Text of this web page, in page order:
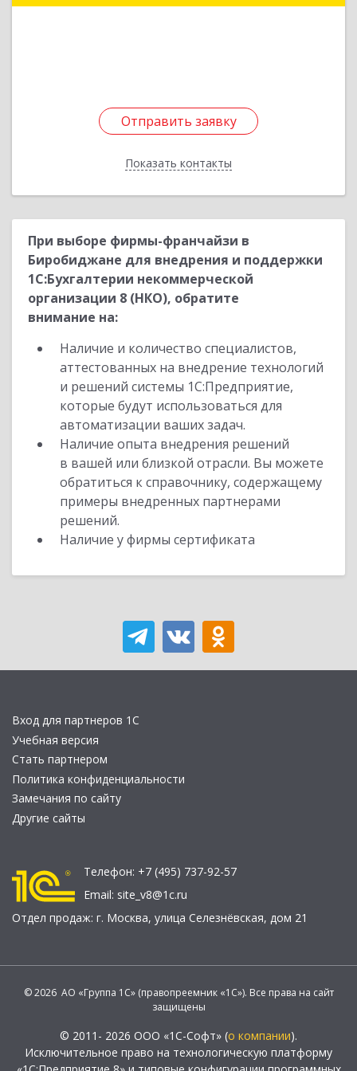
Отправить заявку
Показать контакты
Отправить заявку
Назад
При выборе фирмы-франчайзи в
Биробиджане для внедрения и поддержки
1С:Бухгалтерии некоммерческой
организации 8 (НКО), обратите
внимание на:
Наличие и количество специалистов,
аттестованных на внедрение технологий
и решений системы 1С:Предприятие,
которые будут использоваться для
автоматизации ваших задач.
Наличие опыта внедрения решений
в вашей или близкой отрасли. Вы можете
обратиться к справочнику, содержащему
примеры внедренных партнерами
решений.
Наличие у фирмы сертификата
Вход для партнеров 1С
Учебная версия
Стать партнером
Политика конфиденциальности
Замечания по сайту
Другие сайты
Телефон: +7 (495) 737-92-57
Email: site_v8@1c.ru
Отдел продаж: г. Москва, улица Селезнёвская, дом 21
© 2026 АО «Группа 1С» (правопреемник «1С»). Все права на сайт
защищены
© 2011- 2026 ООО «1С-Софт» (о компании).
Исключительное право на технологическую платформу